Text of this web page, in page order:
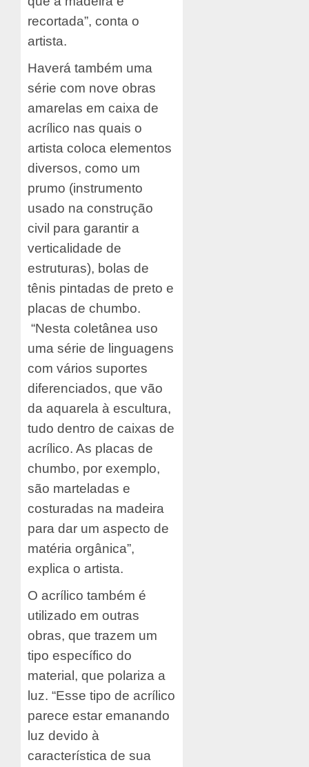
recortada”, conta o
artista.
Haverá também uma
série com nove obras
amarelas em caixa de
acrílico nas quais o
artista coloca elementos
diversos, como um
prumo (instrumento
usado na construção
civil para garantir a
verticalidade de
estruturas), bolas de
tênis pintadas de preto e
placas de chumbo.
“Nesta coletânea uso
uma série de linguagens
com vários suportes
diferenciados, que vão
da aquarela à escultura,
tudo dentro de caixas de
acrílico. As placas de
chumbo, por exemplo,
são marteladas e
costuradas na madeira
para dar um aspecto de
matéria orgânica”,
explica o artista.
O acrílico também é
utilizado em outras
obras, que trazem um
tipo específico do
material, que polariza a
luz. “Esse tipo de acrílico
parece estar emanando
luz devido à
característica de sua